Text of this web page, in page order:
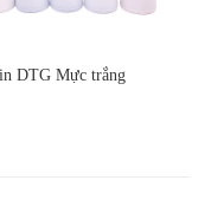
DTG Mực trắng